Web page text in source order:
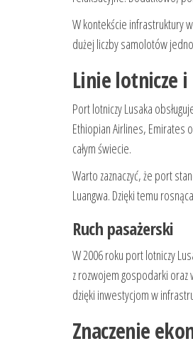
W kontekście infrastruktury
dużej liczby samolotów
Linie lotnicze i
Port lotniczy Lusaka
Ethiopian Airlines, Emirates
całym świecie.
Warto zaznaczyć, że port
Luangwa. Dzięki temu
Ruch pasażerski
W 2006 roku port lotniczy
z rozwojem gospodarki
dzięki inwestycjom w
Znaczenie